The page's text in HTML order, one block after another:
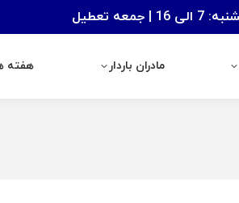
مادران باردار هفته
مادران باردار